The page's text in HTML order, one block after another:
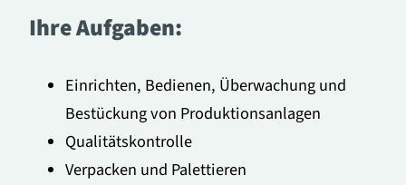
Ihre Aufgaben:
Einrichten, Bedienen, Überwachung und
Bestückung von Produktionsanlagen
Qualitätskontrolle
Verpacken und Palettieren